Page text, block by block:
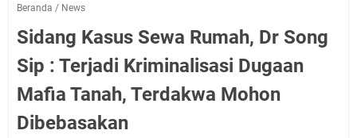
Beranda / News
Sidang Kasus Sewa Rumah, Dr Song
Sip : Terjadi Kriminalisasi Dugaan
Mafia Tanah, Terdakwa Mohon
Dibebasakan